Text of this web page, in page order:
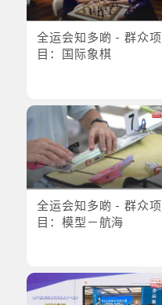
全运会知多啲 - 群众项
目：国际象棋
全运会知多啲 - 群众项
目：模型－航海